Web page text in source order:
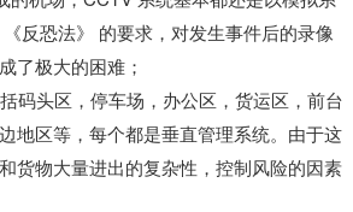
反恐法》 的要求，对发生事件后的录像
了极大的困难；
码头区，停车场，办公区，货运区，前台
地区等，每个都是垂直管理系统。由于这
货物大量进出的复杂性，控制风险的因素